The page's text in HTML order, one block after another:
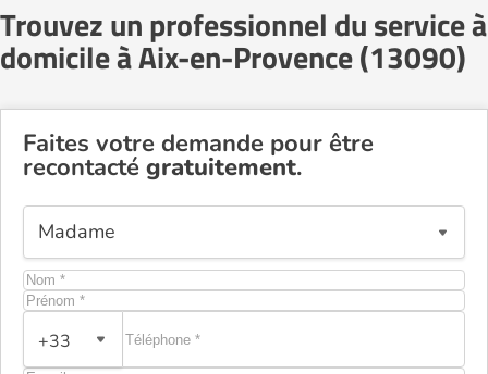
Trouvez un professionnel du service à
domicile à Aix-en-Provence (13090)
Faites votre demande pour être
recontacté gratuitement.
+33